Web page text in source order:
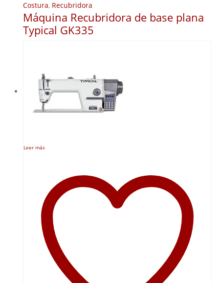
Costura, Recubridora
Máquina Recubridora de base plana
Typical GK335
Leer más